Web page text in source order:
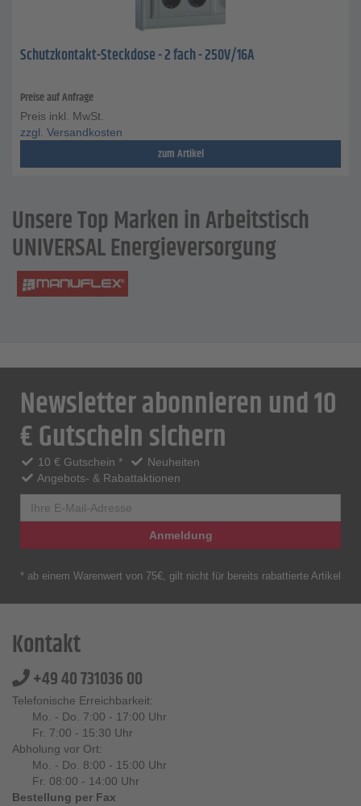
Schutzkontakt-Steckdose - 2 fach - 250V/16A
Preise auf Anfrage
Preis inkl. MwSt.
zzgl. Versandkosten
zum Artikel
Unsere Top Marken in Arbeitstisch
UNIVERSAL Energieversorgung
Newsletter abonnieren und 10
€ Gutschein sichern
10 € Gutschein *
Neuheiten
Angebots- & Rabattaktionen
Anmeldung
* ab einem Warenwert von 75€, gilt nicht für bereits rabattierte Artikel
Kontakt
+49 40 731036 00
Telefonische Erreichbarkeit:
Mo. - Do. 7:00 - 17:00 Uhr
Fr. 7:00 - 15:30 Uhr
Abholung vor Ort:
Mo. - Do. 8:00 - 15:00 Uhr
Fr. 08:00 - 14:00 Uhr
Bestellung per Fax